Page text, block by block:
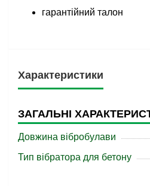
гарантійний талон
Характеристики
ЗАГАЛЬНІ
Довжина вібробулави
Тип вібратора для бетону